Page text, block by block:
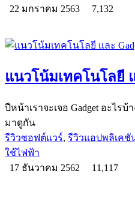
22 มกราคม 2563
7,132
แนวโน้มเทคโนโลยี
ปีหน้าเราจะเจอ Gadget อะไร
มาดูกัน
รีวิวซอฟต์แวร์, รีวิวแอปพลิเคชั
ใช้ไฟฟ้า
17 ธันวาคม 2562
11,117